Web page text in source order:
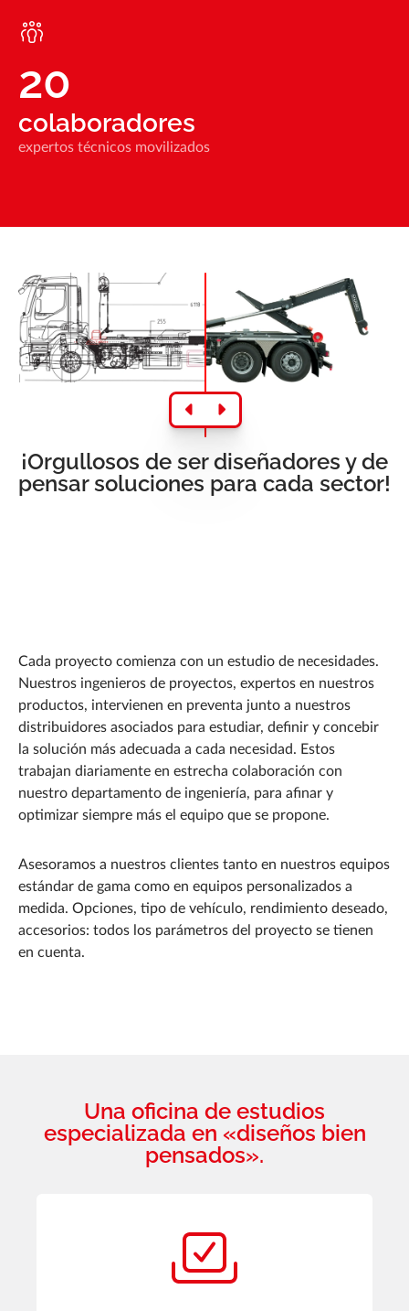
20
colaboradores
expertos técnicos movilizados
¡Orgullosos de ser diseñadores y de
pensar soluciones para cada sector!
Cada proyecto comienza con un estudio de necesidades.
Nuestros ingenieros de proyectos, expertos en nuestros
productos, intervienen en preventa junto a nuestros
distribuidores asociados para estudiar, definir y concebir
la solución más adecuada a cada necesidad. Estos
trabajan diariamente en estrecha colaboración con
nuestro departamento de ingeniería, para afinar y
optimizar siempre más el equipo que se propone.
Asesoramos a nuestros clientes tanto en nuestros equipos
estándar de gama como en equipos personalizados a
medida. Opciones, tipo de vehículo, rendimiento deseado,
accesorios: todos los parámetros del proyecto se tienen
en cuenta.
Una oficina de estudios
especializada en «diseños bien
pensados».